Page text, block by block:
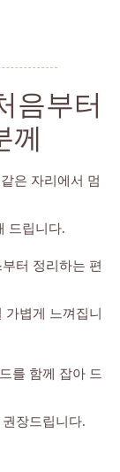
음부터
께
은 자리에서 멈
드립니다.
터 정리하는 편
볍게 느껴집니
를 함께 잡아 드
장드립니다.